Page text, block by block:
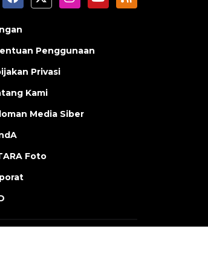
Penggunaan
Privasi
Kami
Media Siber
Foto